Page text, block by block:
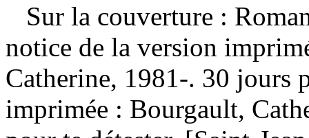
Sur la couverture :
notice de la version
Catherine, 1981-. 30 jours
imprimée : Bourgault,